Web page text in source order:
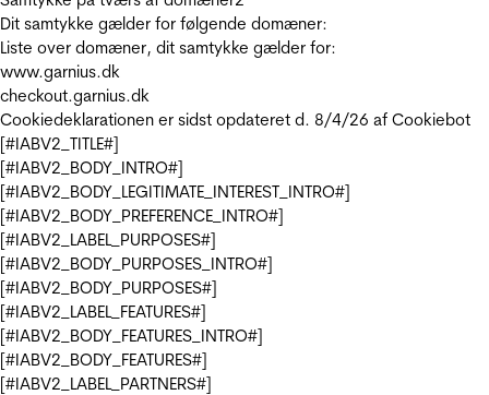
Dit samtykke gælder for følgende domæner:
Liste over domæner, dit samtykke gælder for:
www.garnius.dk
checkout.garnius.dk
Cookiedeklarationen er sidst opdateret d. 8/4/26 af Cookiebot
[#IABV2_TITLE#]
[#IABV2_BODY_INTRO#]
[#IABV2_BODY_LEGITIMATE_INTEREST_INTRO#]
[#IABV2_BODY_PREFERENCE_INTRO#]
[#IABV2_LABEL_PURPOSES#]
[#IABV2_BODY_PURPOSES_INTRO#]
[#IABV2_BODY_PURPOSES#]
[#IABV2_LABEL_FEATURES#]
[#IABV2_BODY_FEATURES_INTRO#]
[#IABV2_BODY_FEATURES#]
[#IABV2_LABEL_PARTNERS#]